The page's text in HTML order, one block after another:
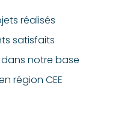
réalisés
satisfaits
notre base
région CEE